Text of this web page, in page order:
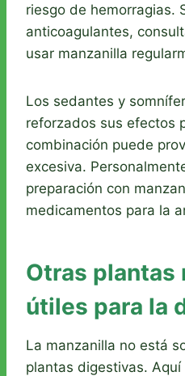
riesgo de hemorragias.
anticoagulantes,
usar manzanilla
Los sedantes y
reforzados sus efectos
combinación puede
excesiva.
preparación con
medicamentos para la
Otras plantas
útiles para la
La manzanilla no está
plantas digestivas.